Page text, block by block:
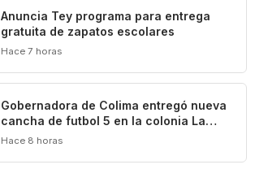
‎Anuncia Tey programa para entrega
gratuita de zapatos escolares
Hace 7 horas
Gobernadora de Colima entregó nueva
cancha de futbol 5 en la colonia La
Reserva de La Villa
Hace 8 horas